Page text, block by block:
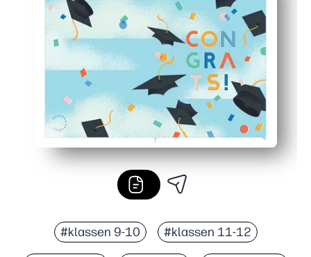
Reichlich Platz im Inneren für herzliche Nachrichten,
Perfekt für Last-Minute-Glückwünsche — Nachdruck
#klassen 9-10 #klassen 11-12